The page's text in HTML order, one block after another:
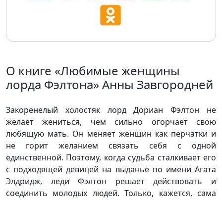
О книге «Любимые женщины
лорда Фэлтона» Анны Завгородней
Закоренелый холостяк лорд Дориан Фэлтон не
желает жениться, чем сильно огорчает свою
любящую мать. Он меняет женщин как перчатки и
не горит желанием связать себя с одной
единственной. Поэтому, когда судьба сталкивает его
с подходящей девицей на выданье по имени Агата
Элдридж, леди Фэлтон решает действовать и
соединить молодых людей. Только, кажется, сама